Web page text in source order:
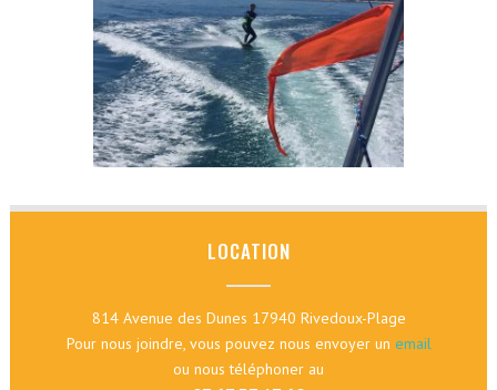
LOCATION
814 Avenue des Dunes 17940 Rivedoux-Plage
Pour nous joindre, vous pouvez nous envoyer un email
ou nous téléphoner au